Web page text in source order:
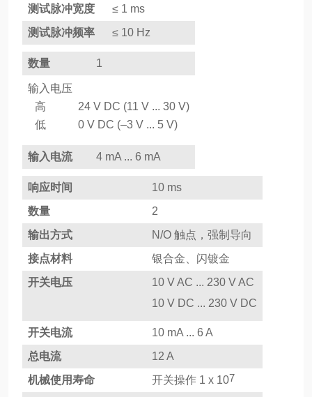
测试脉冲宽度
≤ 1 ms
测试脉冲频率
≤ 10 Hz
数量 1
输入电压
高
24 V DC (11 V ... 30 V)
低
0 V DC (–3 V ... 5 V)
输入电流 4 mA ... 6 mA
响应时间
10 ms
数量
2
输出方式
N/O 触点，强制导向
接点材料
银合金、闪镀金
开关电压
10 V AC ... 230 V AC
10 V DC ... 230 V DC
开关电流
10 mA ... 6 A
总电流
12 A
机械使用寿命
开关操作 1 x 107